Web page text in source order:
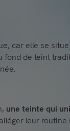
car elle se
fond de teint
une teinte qui
leur